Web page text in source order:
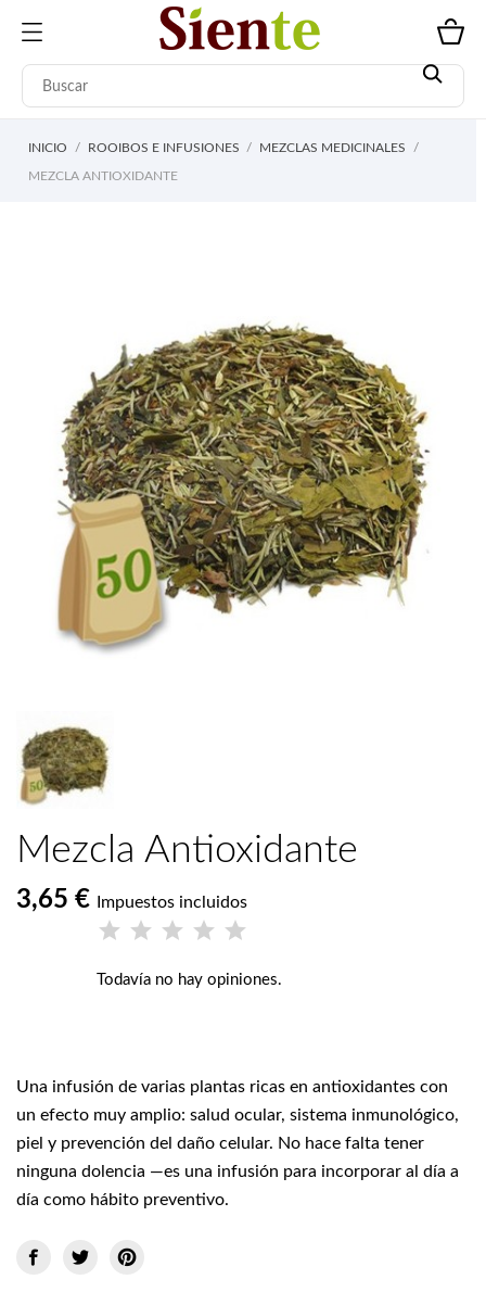
INICIO ROOIBOS E INFUSIONES MEZCLAS MEDICINALES
MEZCLA ANTIOXIDANTE
Mezcla Antioxidante
3,65 € Impuestos incluidos
Todavía no hay opiniones.
Una infusión de varias plantas ricas en antioxidantes con
un efecto muy amplio: salud ocular, sistema inmunológico,
piel y prevención del daño celular. No hace falta tener
ninguna dolencia —es una infusión para incorporar al día a
día como hábito preventivo.